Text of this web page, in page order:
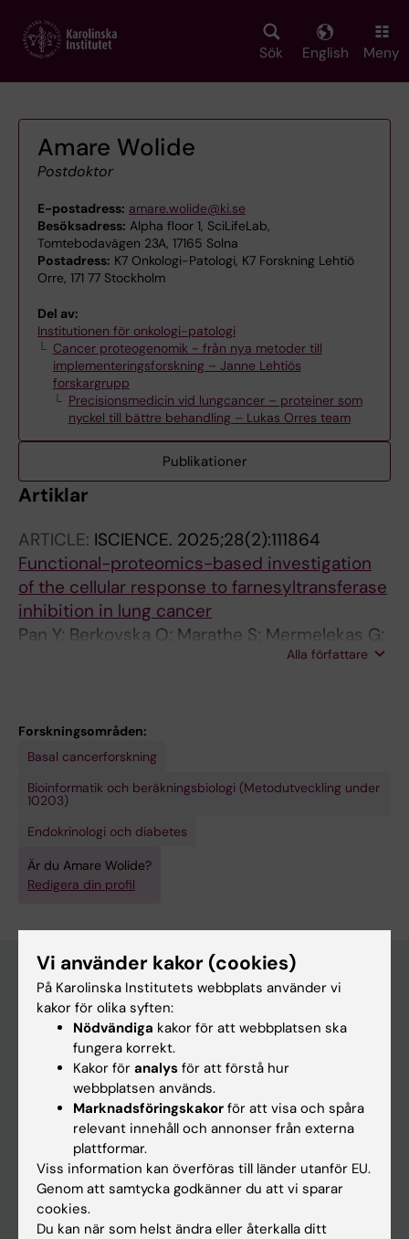
main
Sök English Meny
Amare Wolide
Postdoktor
E-postadress: amare.wolide@ki.se
Besöksadress: Alpha floor 1, SciLifeLab,
Tomtebodavägen 23A, 17165 Solna
Postadress: K7 Onkologi-Patologi, K7 Forskning Lehtiö
Orre, 171 77 Stockholm
Del av:
Institutionen för onkologi-patologi
Cancer proteogenomik - från nya metoder till
implementeringsforskning – Janne Lehtiös
forskargrupp
Precisionsmedicin vid lungcancer – proteiner som
nyckel till bättre behandling – Lukas Orres team
Publikationer
Artiklar
ARTICLE: ISCIENCE. 2025;28(2):111864
Functional-proteomics-based investigation
of the cellular response to farnesyltransferase
inhibition in lung cancer
Pan Y; Berkovska O; Marathe S; Mermelekas G;
Gudoityte G; Wolide AD; Arslan T; Seashore-
Alla författare
Forskningsområden:
Basal cancerforskning
Bioinformatik och beräkningsbiologi (Metodutveckling under
10203)
Endokrinologi och diabetes
Är du Amare Wolide?
Redigera din profil
Huvudmeny
Utbildning
Forskarutbildning
Forskning
På gång
Nyheter
Vi använder kakor (cookies)
På Karolinska Institutets webbplats använder vi
kakor för olika syften:
Nödvändiga kakor för att webbplatsen ska
fungera korrekt.
Kakor för analys för att förstå hur
webbplatsen används.
Marknadsföringskakor för att visa och spåra
relevant innehåll och annonser från externa
plattformar.
Viss information kan överföras till länder utanför EU.
Genom att samtycka godkänner du att vi sparar
cookies.
Du kan när som helst ändra eller återkalla ditt